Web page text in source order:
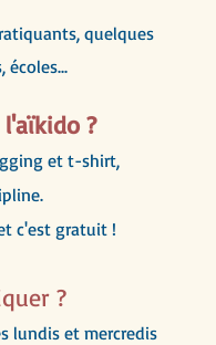
quelques
écoles...
?
et t-shirt,
c'est gratuit !
?
lundis et mercredis